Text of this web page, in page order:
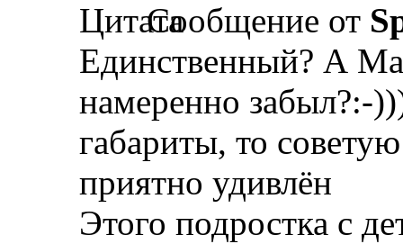
Сообщение от
Единственный? А
намеренно забыл?:-
габариты, то
приятно удивлён
Этого подростка с